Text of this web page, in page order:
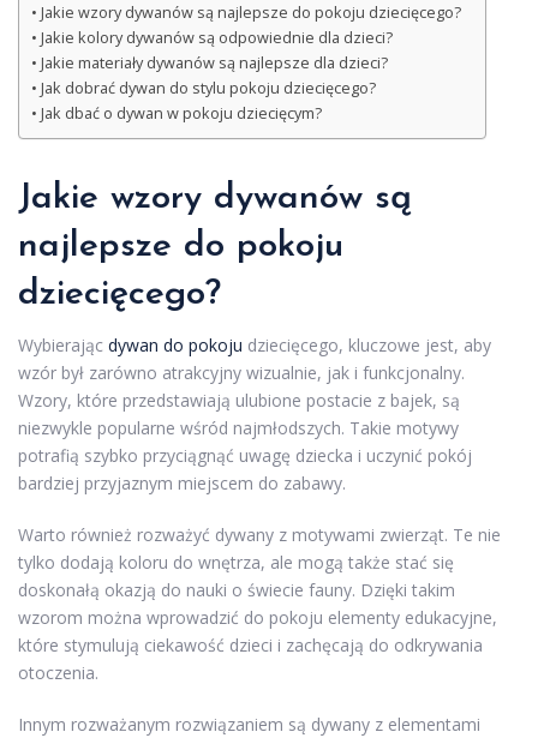
Jakie wzory dywanów są najlepsze do pokoju dziecięcego?
Jakie kolory dywanów są odpowiednie dla dzieci?
Jakie materiały dywanów są najlepsze dla dzieci?
Jak dobrać dywan do stylu pokoju dziecięcego?
Jak dbać o dywan w pokoju dziecięcym?
Jakie wzory dywanów są
najlepsze do pokoju
dziecięcego?
Wybierając dywan do pokoju dziecięcego, kluczowe jest, aby
wzór był zarówno atrakcyjny wizualnie, jak i funkcjonalny.
Wzory, które przedstawiają ulubione postacie z bajek, są
niezwykle popularne wśród najmłodszych. Takie motywy
potrafią szybko przyciągnąć uwagę dziecka i uczynić pokój
bardziej przyjaznym miejscem do zabawy.
Warto również rozważyć dywany z motywami zwierząt. Te nie
tylko dodają koloru do wnętrza, ale mogą także stać się
doskonałą okazją do nauki o świecie fauny. Dzięki takim
wzorom można wprowadzić do pokoju elementy edukacyjne,
które stymulują ciekawość dzieci i zachęcają do odkrywania
otoczenia.
Innym rozważanym rozwiązaniem są dywany z elementami